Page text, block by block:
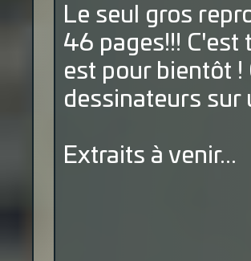
Le seul gros
46 pages!!!
est pour bientôt !
dessinateurs sur
Extraits à venir...